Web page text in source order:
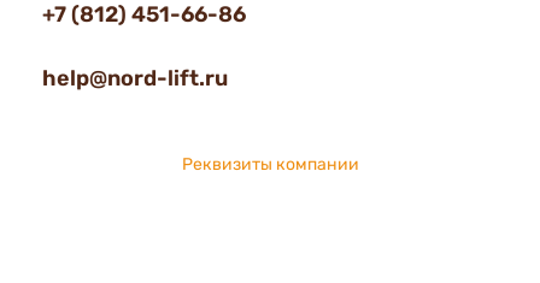
+7 (812) 451-66-86
help@nord-lift.ru
Реквизиты компании